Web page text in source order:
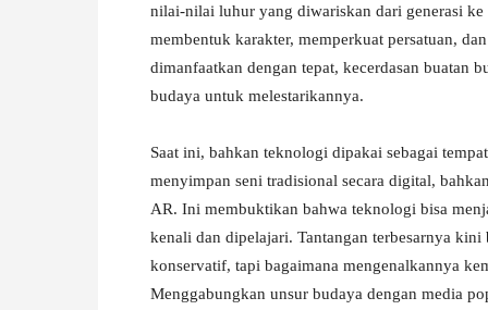
nilai-nilai luhur yang diwariskan dari generasi
membentuk karakter, memperkuat persatuan,
dimanfaatkan dengan tepat, kecerdasan buatan
budaya untuk melestarikannya.
Saat ini, bahkan teknologi dipakai sebagai
menyimpan seni tradisional secara digital,
AR. Ini membuktikan bahwa teknologi bisa
kenali dan dipelajari. Tantangan terbesarnya
konservatif, tapi bagaimana mengenalkannya
Menggabungkan unsur budaya dengan media